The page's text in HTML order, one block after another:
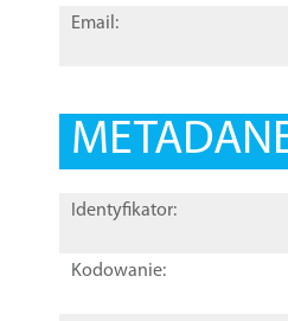
Email:
Identyfikator:
Kodowanie: